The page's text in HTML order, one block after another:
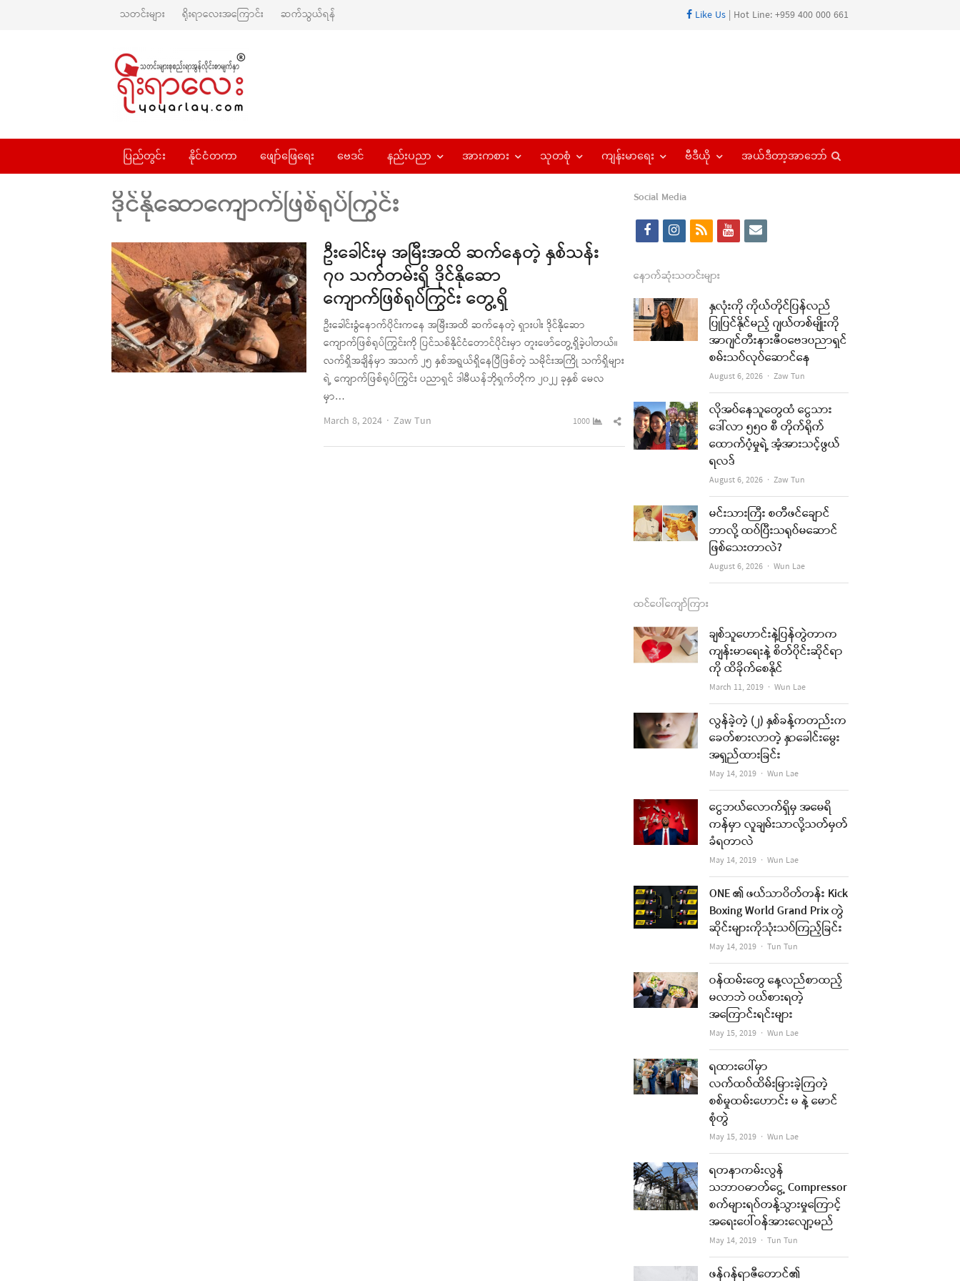
သတင်းများ ရိုးရာလေးအကြောင်း ဆက်သွယ်ရန် Like Us | Hot Line: +959 400 000 661
ပြည်တွင်း နိုင်ငံတကာ ဖျော်ဖြေရေး ဗေဒင် နည်းပညာ အားကစား သုတစုံ ကျန်းမာရေး ဗီဒီယို အယ်ဒီတာ့အာဘော်
ဒိုင်နိုဆောကျောက်ဖြစ်ရုပ်ကြွင်း
ဦးခေါင်းမှ အမြီးအထိ ဆက်နေတဲ့ နှစ်သန်း
၇၀ သက်တမ်းရှိ ဒိုင်နိုဆော
ကျောက်ဖြစ်ရုပ်ကြွင်း တွေ့ရှိ
ဦးခေါင်းခွံနောက်ပိုင်းကနေ အမြီးအထိ ဆက်နေတဲ့ ရှားပါး ဒိုင်နိုဆော
ကျောက်ဖြစ်ရုပ်ကြွင်းကို ပြင်သစ်နိုင်ငံတောင်ပိုင်းမှာ တူးဖော်တွေ့ရှိခဲ့ပါတယ်။
လက်ရှိအချိန်မှာ အသက် ၂၅ နှစ်အရွယ်ရှိနေပြီဖြစ်တဲ့ သမိုင်းအကြို သက်ရှိများ
ရဲ့ ကျောက်ဖြစ်ရုပ်ကြွင်း ပညာရှင် ဒါမီယန်ဘိုရှက်တိုက ၂၀၂၂ ခုနှစ် မေလ
မှာ…
March 8, 2024
Author
Zaw Tun 1000
Share
this
post
Social Media
f
c
e
b
o
i
s
t
a
g
m
r
s
y
t
u
b
e
e
i
l
နောက်ဆုံးသတင်းများ
နှလုံးကို ကိုယ်တိုင်ပြန်လည်
ပြုပြင်နိုင်မည့် ဂျယ်တစ်မျိုးကို
အာဂျင်တီးနားဇီဝဗေဒပညာရှင်
စမ်းသပ်လုပ်ဆောင်နေ
August 6, 2026 Author
Zaw Tun
လိုအပ်နေသူတွေထံ ငွေသား
ဒေါ်လာ ၅၅၀ စီ တိုက်ရိုက်
ထောက်ပံ့မှုရဲ့ အံ့အားသင့်ဖွယ်
ရလဒ်
August 6, 2026 Author
Zaw Tun
မင်းသားကြီး စတီဖင်ချောင်
ဘာလို့ ထပ်ပြီးသရုပ်မဆောင်
ဖြစ်သေးတာလဲ?
August 6, 2026 Author
Wun Lae
ထင်ပေါ်ကျော်ကြား
ချစ်သူဟောင်းနဲ့ပြန်တွဲတာက
ကျန်းမာရေးနဲ့ စိတ်ပိုင်းဆိုင်ရာ
ကို ထိခိုက်စေနိုင်
March 11, 2019 Author
Wun Lae
လွန်ခဲ့တဲ့ (၂) နှစ်ခန့်ကတည်းက
ခေတ်စားလာတဲ့ နှာခေါင်းမွေး
အရှည်ထားခြင်း
May 14, 2019 Author
Wun Lae
ငွေဘယ်လောက်ရှိမှ အမေရိ
ကန်မှာ လူချမ်းသာလို့သတ်မှတ်
ခံရတာလဲ
May 14, 2019 Author
Wun Lae
ONE ၏ ဖယ်သာဝိတ်တန်း Kick
Boxing World Grand Prix တွဲ
ဆိုင်းများကိုသုံးသပ်ကြည့်ခြင်း
May 14, 2019 Author
Tun Tun
ဝန်ထမ်းတွေ နေ့လည်စာထည့်
မလာဘဲ ဝယ်စားရတဲ့
အကြောင်းရင်းများ
May 15, 2019 Author
Wun Lae
ရထားပေါ်မှာ
လက်ထပ်ထိမ်းမြားခဲ့ကြတဲ့
စစ်မှုထမ်းဟောင်း မ နဲ့ မောင်
စုံတွဲ
May 15, 2019 Author
Wun Lae
ရတနာကမ်းလွန်
သဘာဝဓာတ်ငွေ့ Compressor
စက်များရပ်တန့်သွားမှုကြောင့်
အရေးပေါ်ဝန်အားလျော့မည်
May 14, 2019 Author
Tun Tun
ဖန်ဂန်ရာဇီတောင်၏